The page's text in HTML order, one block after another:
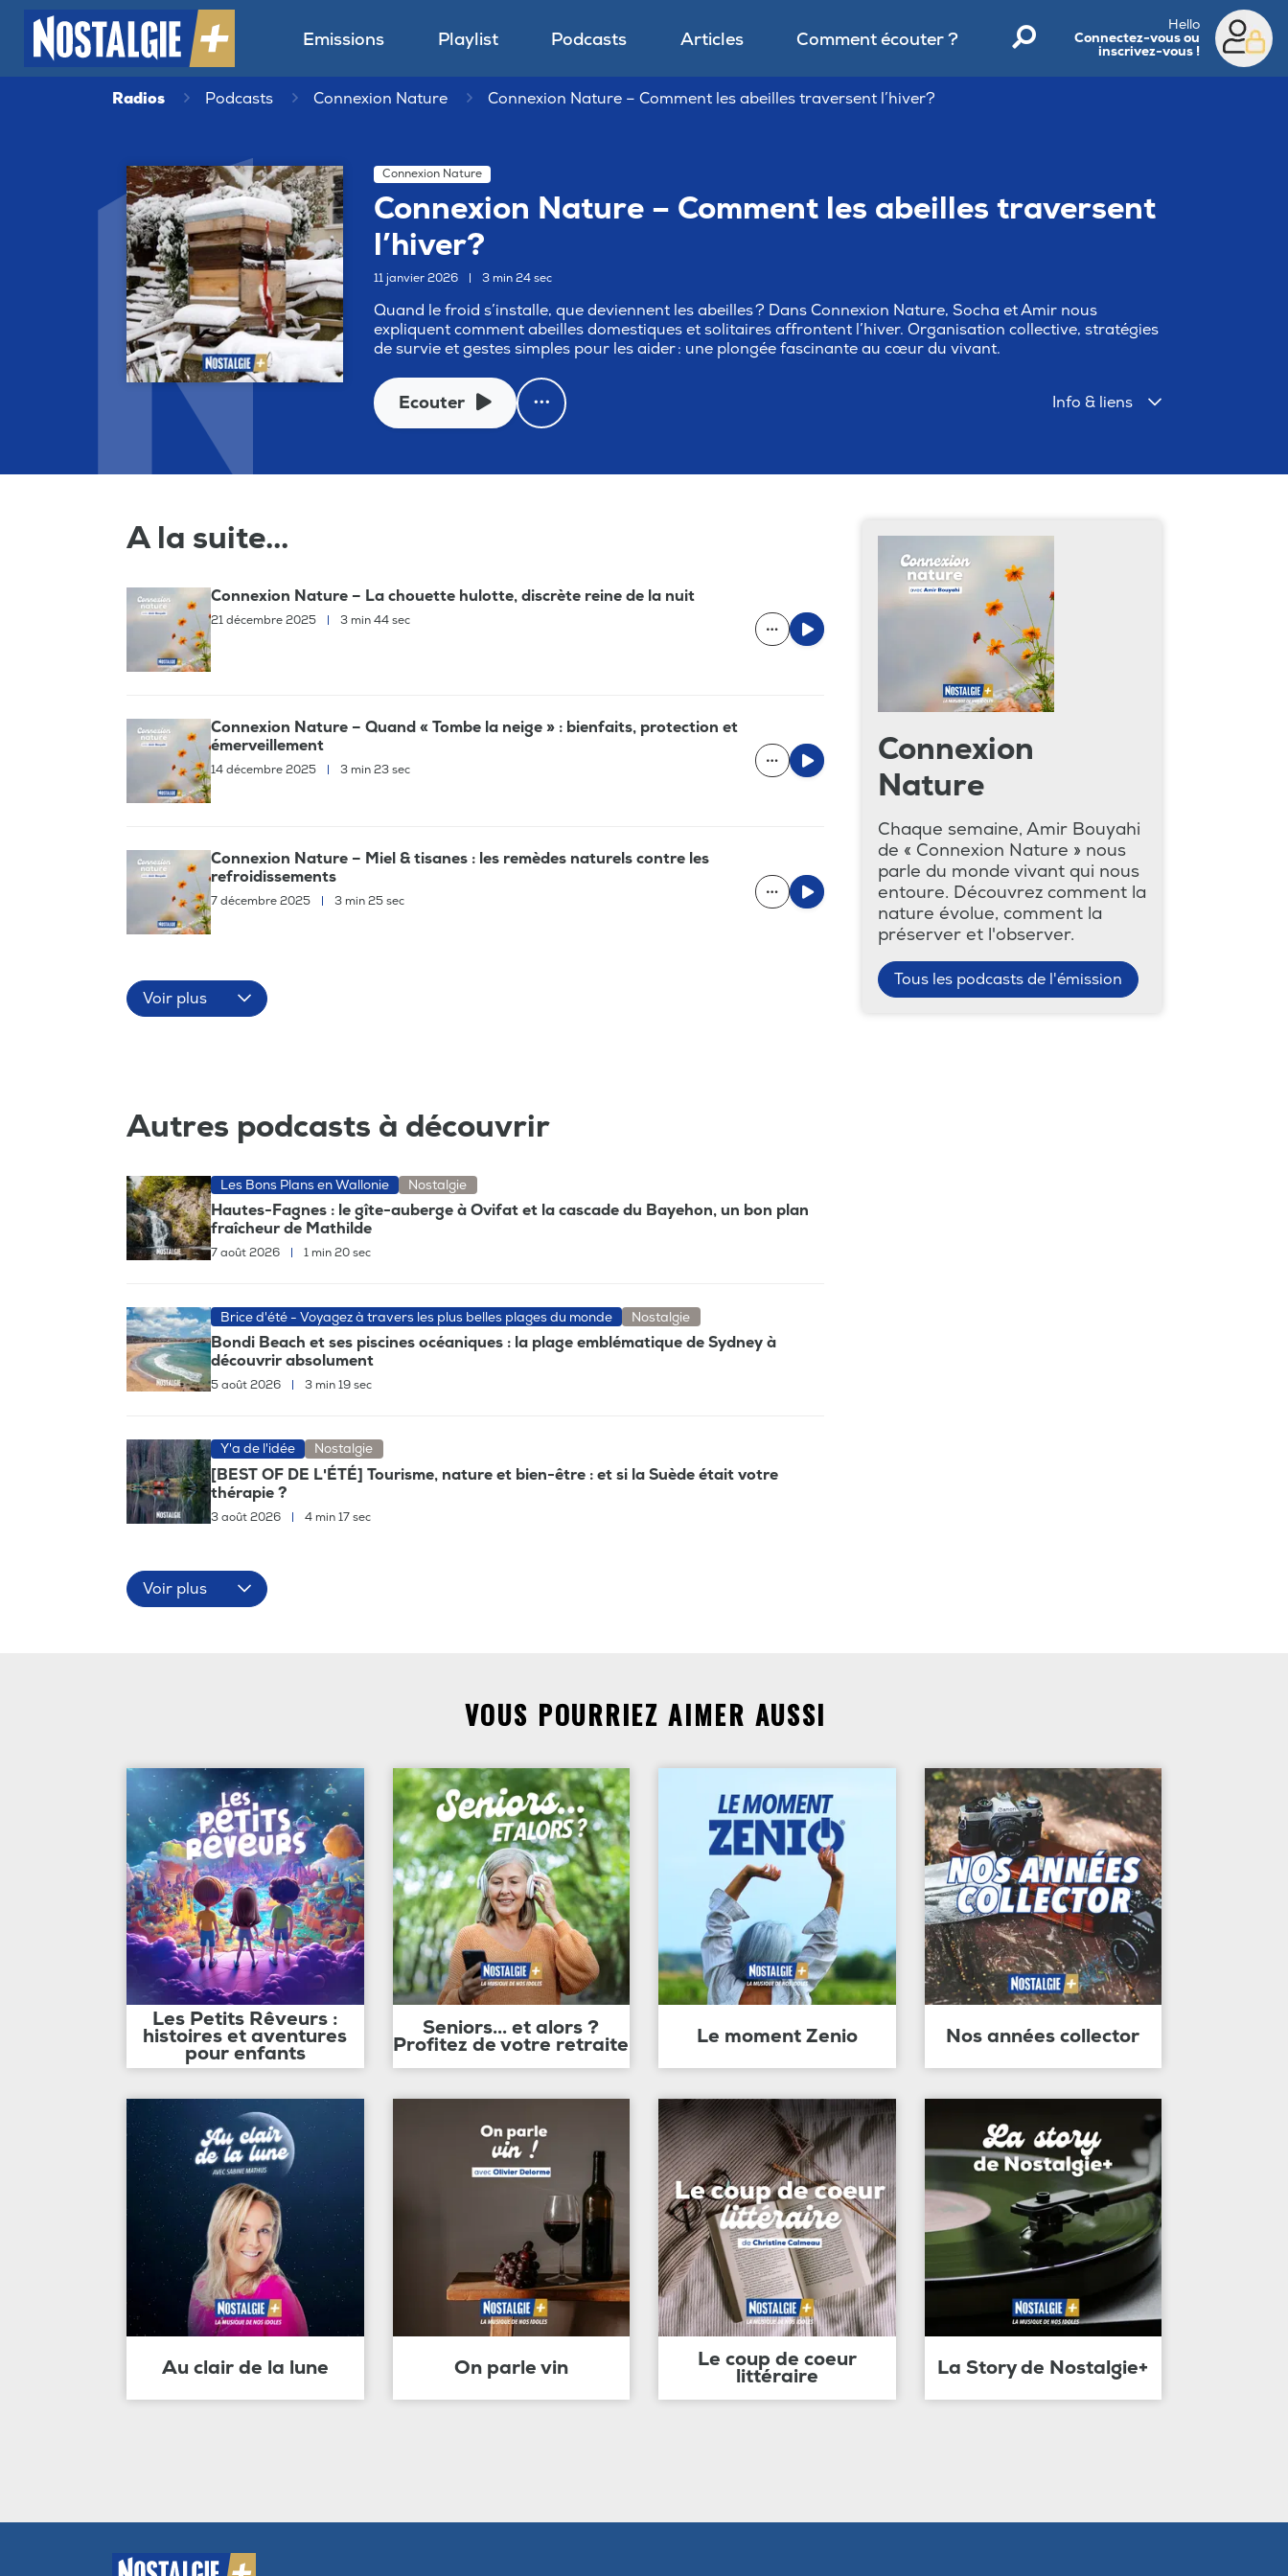
Emissions Playlist Podcasts Articles Comment écouter ?
Hello
Connectez-vous ou
inscrivez-vous !
Radios Podcasts Connexion Nature Connexion Nature – Comment les abeilles traversent l’hiver?
Connexion Nature
Connexion Nature – Comment les abeilles traversent
l’hiver?
11 janvier 2026 3 min 24 sec
Quand le froid s’installe, que deviennent les abeilles ? Dans Connexion Nature, Socha et Amir nous
expliquent comment abeilles domestiques et solitaires affrontent l’hiver. Organisation collective, stratégies
de survie et gestes simples pour les aider : une plongée fascinante au cœur du vivant.
Ecouter Info & liens
A la suite...
Connexion Nature – La chouette hulotte, discrète reine de la nuit
21 décembre 2025 | 3 min 44 sec
Connexion Nature – Quand « Tombe la neige » : bienfaits, protection et
émerveillement
14 décembre 2025 | 3 min 23 sec
Connexion Nature – Miel & tisanes : les remèdes naturels contre les
refroidissements
7 décembre 2025 | 3 min 25 sec
Voir plus
Connexion
Nature
Chaque semaine, Amir Bouyahi
de « Connexion Nature » nous
parle du monde vivant qui nous
entoure. Découvrez comment la
nature évolue, comment la
préserver et l'observer.
Tous les podcasts de l'émission
Autres podcasts à découvrir
Les Bons Plans en Wallonie Nostalgie
Hautes-Fagnes : le gîte-auberge à Ovifat et la cascade du Bayehon, un bon plan
fraîcheur de Mathilde
7 août 2026 1 min 20 sec
Brice d'été - Voyagez à travers les plus belles plages du monde Nostalgie
Bondi Beach et ses piscines océaniques : la plage emblématique de Sydney à
découvrir absolument
5 août 2026 3 min 19 sec
Y'a de l'idée Nostalgie
[BEST OF DE L'ÉTÉ] Tourisme, nature et bien-être : et si la Suède était votre
thérapie ?
3 août 2026 4 min 17 sec
Voir plus
VOUS POURRIEZ AIMER AUSSI
Les Petits Rêveurs :
histoires et aventures
pour enfants
Seniors... et alors ?
Profitez de votre retraite Le moment Zenio Nos années collector
Au clair de la lune On parle vin Le coup de coeur
littéraire La Story de Nostalgie+